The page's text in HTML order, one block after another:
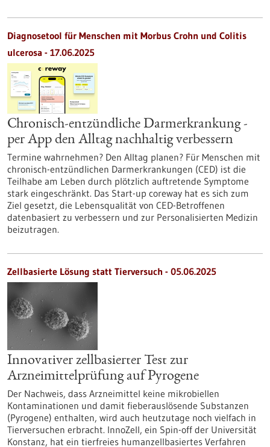
Diagnosetool für Menschen mit Morbus Crohn und Colitis
ulcerosa - 17.06.2025
Chronisch-entzündliche Darmerkrankung -
per App den Alltag nachhaltig verbessern
Termine wahrnehmen? Den Alltag planen? Für Menschen mit
chronisch-entzündlichen Darmerkrankungen (CED) ist die
Teilhabe am Leben durch plötzlich auftretende Symptome
stark eingeschränkt. Das Start-up coreway hat es sich zum
Ziel gesetzt, die Lebensqualität von CED-Betroffenen
datenbasiert zu verbessern und zur Personalisierten Medizin
beizutragen.
Zellbasierte Lösung statt Tierversuch - 05.06.2025
Innovativer zellbasierter Test zur
Arzneimittelprüfung auf Pyrogene
Der Nachweis, dass Arzneimittel keine mikrobiellen
Kontaminationen und damit fieberauslösende Substanzen
(Pyrogene) enthalten, wird auch heutzutage noch vielfach in
Tierversuchen erbracht. InnoZell, ein Spin-off der Universität
Konstanz, hat ein tierfreies humanzellbasiertes Verfahren